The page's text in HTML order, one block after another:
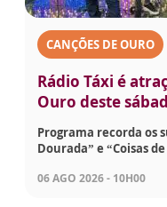
CANÇÕES DE OURO
Rádio Táxi é
Ouro deste
Programa recorda os
Dourada” e “Coisas de
06 AGO 2026 - 10H00